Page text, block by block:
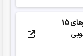
سرخط مهم‌ترین خبرهای 15